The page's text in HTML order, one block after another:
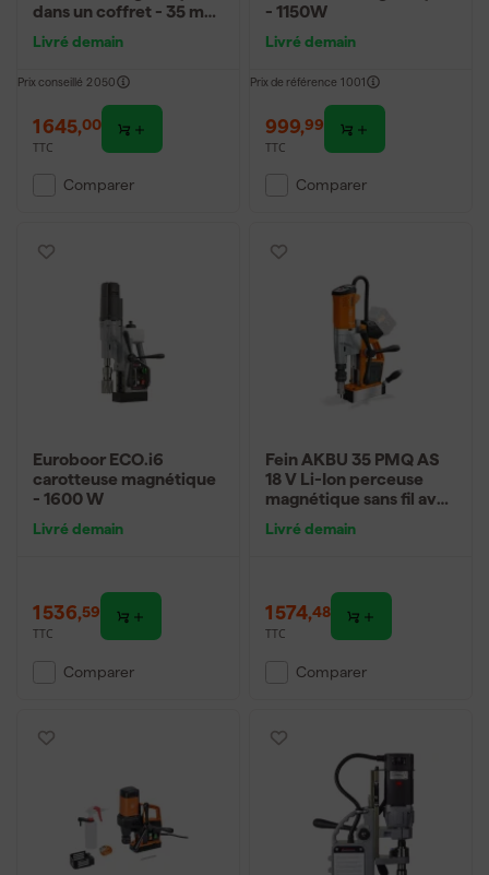
dans un coffret - 35 mm
Livré demain
Prix conseillé 2 050
1 645,00
TTC
Comparer
- 1150W
Livré demain
Prix de référence 1 001
999,99
TTC
Comparer
Euroboor ECO.i6
carotteuse magnétique
- 1600 W
Livré demain
1 536,59
TTC
Comparer
Fein AKBU 35 PMQ AS
18 V Li-Ion perceuse
magnétique sans fil avec
Livré demain
1 574,48
TTC
Comparer